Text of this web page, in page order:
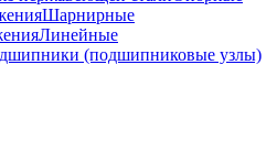
Шарнирные
Линейные
(подшипниковые узлы)